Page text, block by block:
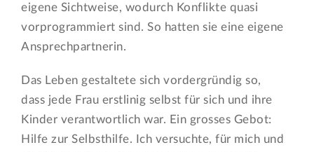
eigene Sichtweise, wodurch Konflikte quasi
vorprogrammiert sind. So hatten sie eine eigene
Ansprechpartnerin.
Das Leben gestaltete sich vordergründig so,
dass jede Frau erstlinig selbst für sich und ihre
Kinder verantwortlich war. Ein grosses Gebot:
Hilfe zur Selbsthilfe. Ich versuchte, für mich und